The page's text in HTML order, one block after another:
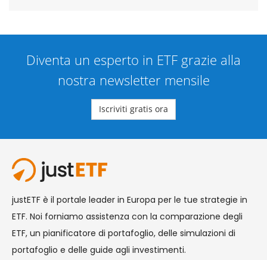
Diventa un esperto in ETF grazie alla
nostra newsletter mensile
Iscriviti gratis ora